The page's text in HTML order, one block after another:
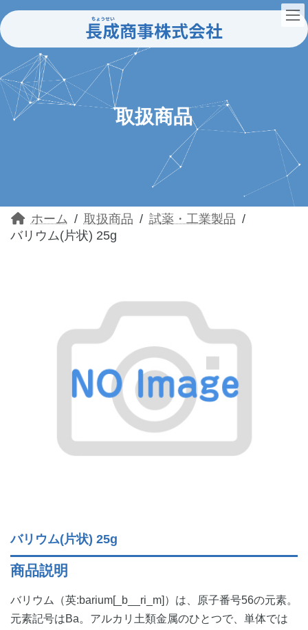
ン
テ
ン
ス
キ
ッ
ビ
ゲ
ー
ン
に
移
取扱商品
ホーム 取扱商品
試薬・工業製品
バリウム(片状) 25g
バリウム(片状) 25g
商品説明
バリウム（英:barium[_b__ri_m]）は、原子番号56の元素。
元素記号はBa。アルカリ土類金属のひとつで、単体では